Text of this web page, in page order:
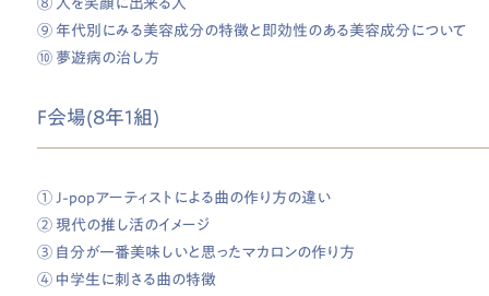
⑨ 年代別にみる美容成分の特徴と即効性のある美容成分について
⑩ 夢遊病の治し方
F会場(8年1組)
① J-popアーティストによる曲の作り方の違い
② 現代の推し活のイメージ
③ 自分が一番美味しいと思ったマカロンの作り方
④ 中学生に刺さる曲の特徴